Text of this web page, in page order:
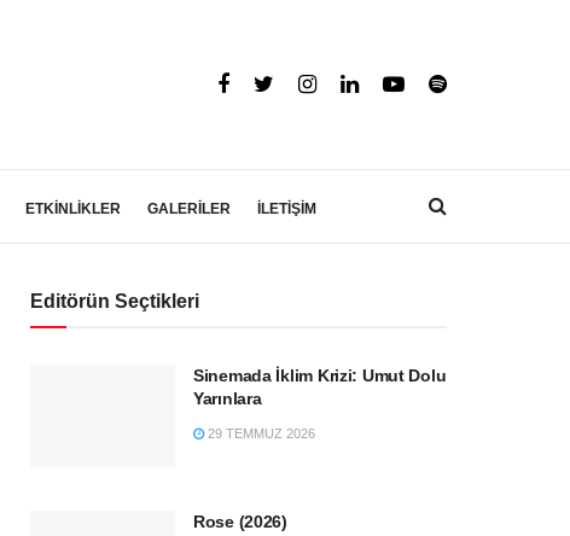
ETKİNLİKLER GALERİLER İLETİŞİM
Editörün Seçtikleri
Sinemada İklim Krizi: Umut Dolu
Yarınlara
29 TEMMUZ 2026
Rose (2026)